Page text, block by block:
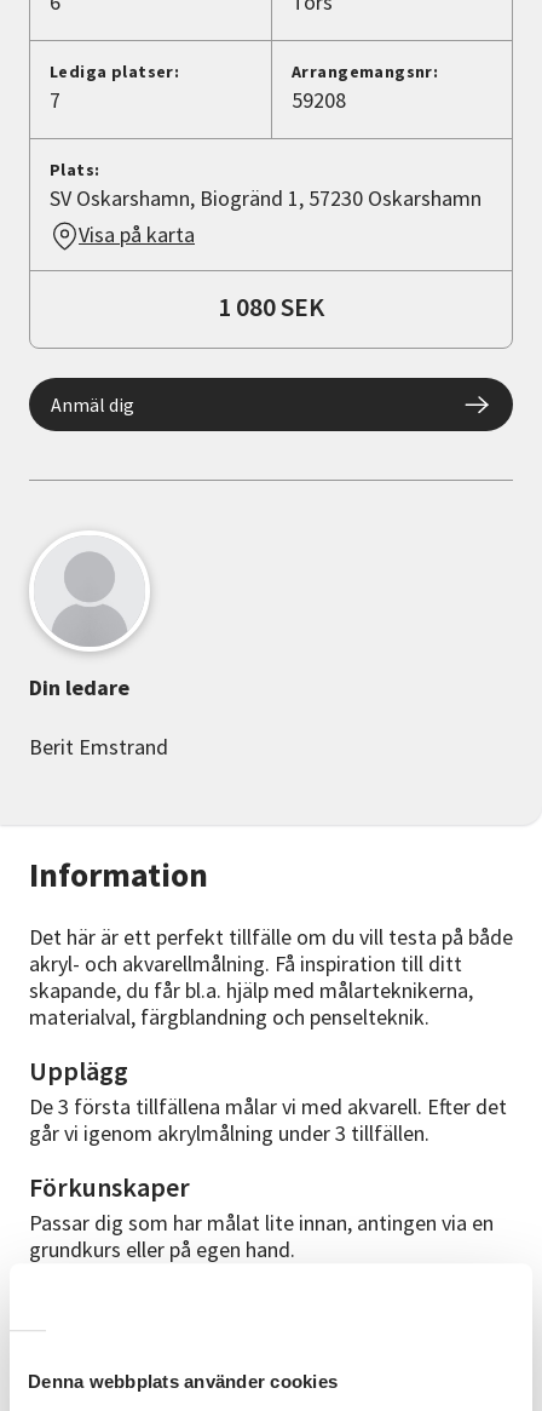
Denna webbplats använder cookies
Information
Det här är ett perfekt tillfälle om du vill testa på både
akryl- och akvarellmålning. Få inspiration till ditt
skapande, du får bl.a. hjälp med målarteknikerna,
materialval, färgblandning och penselteknik.
Upplägg
De 3 första tillfällena målar vi med akvarell. Efter det
går vi igenom akrylmålning under 3 tillfällen.
Förkunskaper
Passar dig som har målat lite innan, antingen via en
grundkurs eller på egen hand.
Ta med dig eget material enligt nedan alternativt går
ledaren på plats). Då ingår färg, papper och lån av
Lediga platser:
7
Arrangemangsnr:
59208
Plats:
SV Oskarshamn, Biogränd 1, 57230 Oskarshamn
Visa på karta
1 080 SEK
Anmäl dig
Din ledare
Berit Emstrand